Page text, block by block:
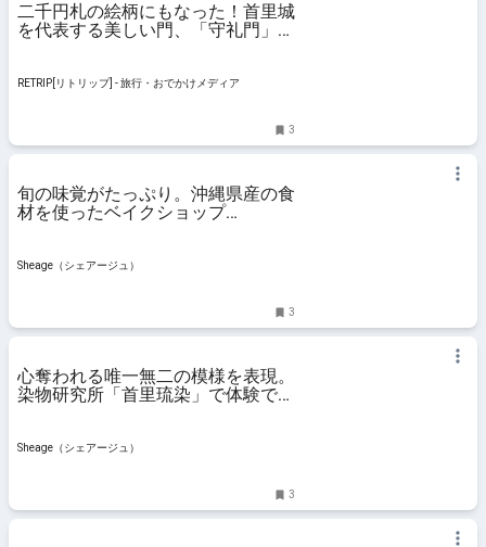
二千円札の絵柄にもなった！首里城
を代表する美しい門、「守礼門」の
RETRIP[リトリップ] - 旅行・おでかけメディア
3
旬の味覚がたっぷり。沖縄県産の食
材を使ったベイクショップ
Sheage（シェアージュ）
3
心奪われる唯一無二の模様を表現。
染物研究所「首里琉染」で体験でき
Sheage（シェアージュ）
3